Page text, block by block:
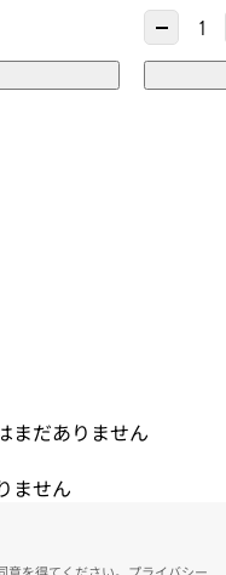
数量を
まだありません
ません